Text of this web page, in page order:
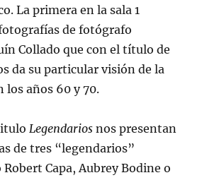
La primera en la sala 1
de fotógrafo
Collado que con el título de
da su particular visión de la
los años 60 y 70.
Legendariosnos presentan
de tres “legendarios”
Capa, Aubrey Bodine o